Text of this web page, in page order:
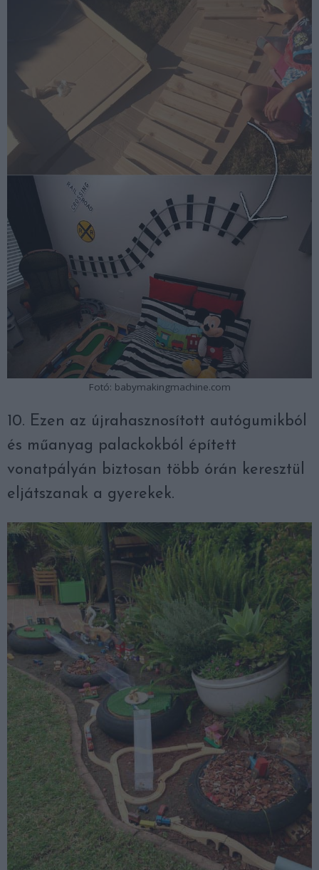
Fotó: babymakingmachine.com
10. Ezen az újrahasznosított autógumikból
és műanyag palackokból épített
vonatpályán biztosan több órán keresztül
eljátszanak a gyerekek.